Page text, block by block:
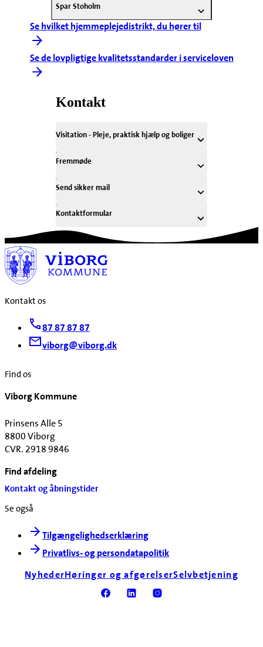
Spar Stoholm
Se hvilket hjemmeplejedistrikt, du hører til
Se de lovpligtige kvalitetsstandarder i serviceloven
Kontakt
Visitation - Pleje, praktisk hjælp og boliger
Fremmøde
Send sikker mail
Kontaktformular
Kontakt os
87 87 87 87
viborg@viborg.dk
Find os
Viborg Kommune
Prinsens Alle 5
8800 Viborg
CVR. 2918 9846
Find afdeling
Kontakt og åbningstider
Se også
Tilgængelighedserklæring
Privatlivs- og persondatapolitik
NyhederHøringer og afgørelserSelvbetjening